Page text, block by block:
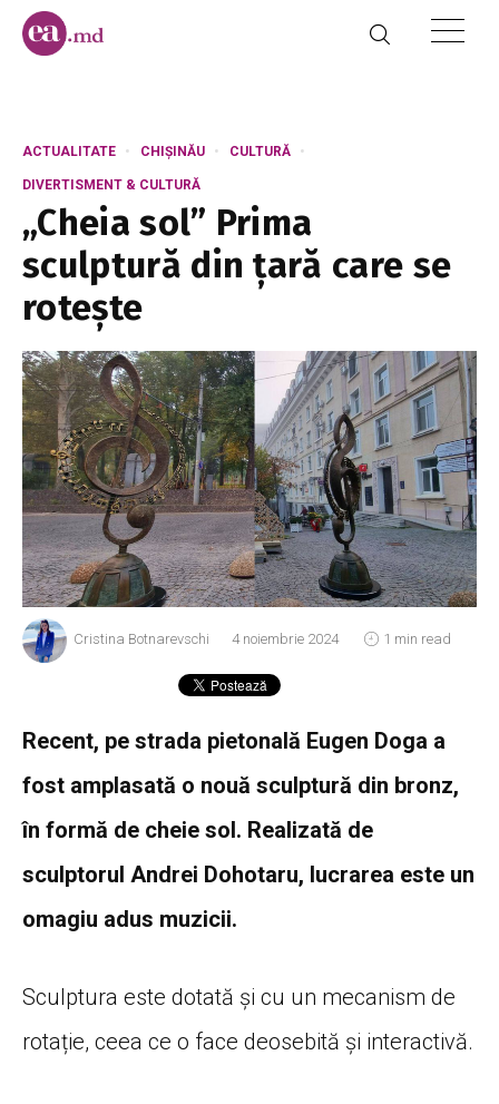
ACTUALITATE CHIȘINĂU CULTURĂ
DIVERTISMENT & CULTURĂ
„Cheia sol” Prima
sculptură din țară care se
rotește
Cristina Botnarevschi 4 noiembrie 2024 1 min read
Recent, pe strada pietonală Eugen Doga a
fost amplasată o nouă sculptură din bronz,
în formă de cheie sol. Realizată de
sculptorul Andrei Dohotaru, lucrarea este un
omagiu adus muzicii.
Sculptura este dotată și cu un mecanism de
rotație, ceea ce o face deosebită și interactivă.